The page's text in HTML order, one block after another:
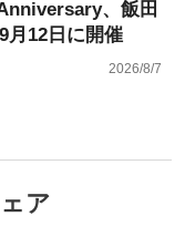
、飯田
月12日に開催
2026/8/7
ア